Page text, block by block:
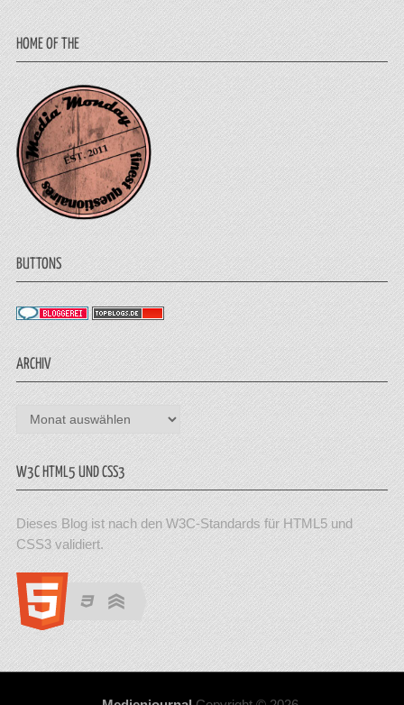
HOME OF THE
BUTTONS
ARCHIV
Archiv
W3C HTML5 UND CSS3
Dieses Blog ist nach den W3C-Standards für HTML5 und
CSS3 validiert.